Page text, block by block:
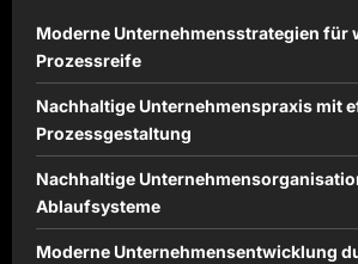
Moderne Unternehmensstrategien für
Prozessreife
Nachhaltige Unternehmenspraxis mit
Prozessgestaltung
Nachhaltige
Ablaufsysteme
Moderne Unternehmensentwicklung